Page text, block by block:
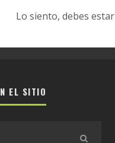
Lo siento, debes estar
EL SITIO